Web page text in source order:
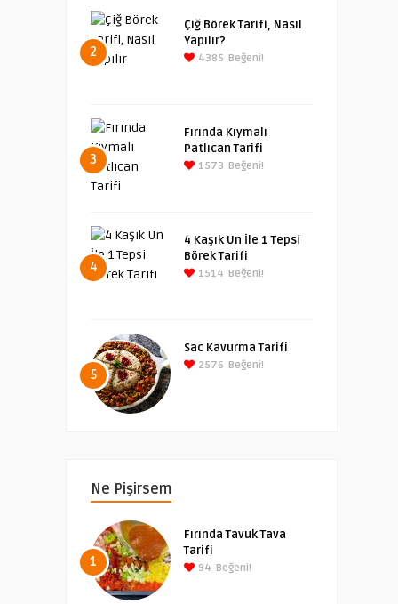
2
Çiğ Börek Tarifi, Nasıl
Yapılır?
4385 Beğeni!
3
Fırında Kıymalı
Patlıcan Tarifi
1573 Beğeni!
4
4 Kaşık Un İle 1 Tepsi
Börek Tarifi
1514 Beğeni!
5
Sac Kavurma Tarifi
2576 Beğeni!
Ne Pişirsem
1
Fırında Tavuk Tava
Tarifi
94 Beğeni!